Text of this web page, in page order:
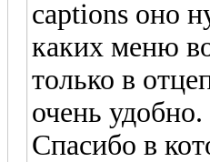
captions оно
каких меню
только в
очень удобно.
Спасибо в